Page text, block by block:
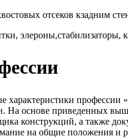
отсеков кзадним
элероны,стабилизаторы,
профессии «
На основе приведенных
конструкций, а также
на общие положения